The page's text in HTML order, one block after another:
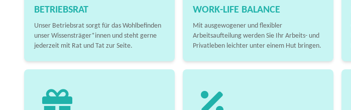
BETRIEBSRAT
Unser Betriebsrat sorgt für das Wohlbefinden
unser Wissensträger*innen und steht gerne
jederzeit mit Rat und Tat zur Seite.
WORK-LIFE BALANCE
Mit ausgewogener und flexibler
Arbeitsaufteilung werden Sie Ihr Arbeits- und
Privatleben leichter unter einem Hut bringen.